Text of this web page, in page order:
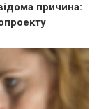
причина: